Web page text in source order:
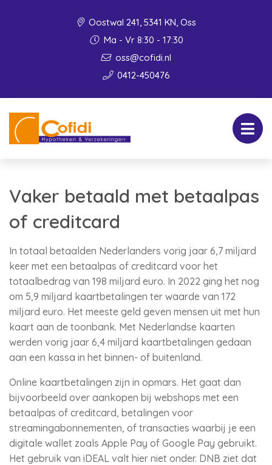
Oostwal 241, 5341 KN, Oss
Ma - Vr 8:30 - 17:30
oss@cofidi.nl
0412-450476
Vaker betaald met betaalpas
of creditcard
In totaal betaalden Nederlanders vorig jaar 6,7 miljard
keer met een betaalpas of creditcard voor het
totaalbedrag van 198 miljard euro. In 2022 ging het nog
om 5,9 miljard kaartbetalingen ter waarde van 172
miljard euro. Het meeste geld geven mensen uit met hun
kaart aan de toonbank. Met Nederlandse kaarten
werden vorig jaar 6,4 miljard kaartbetalingen gedaan
aan een kassa in het binnen- of buitenland.
Online kaartbetalingen zijn in opmars. Het gaat dan
bijvoorbeeld over aankopen bij webshops met een
betaalpas of creditcard, betalingen voor
streamingabonnementen, of transacties waarbij je een
digitale wallet zoals Apple Pay of Google Pay gebruikt.
Het gebruik van iDEAL valt hier niet onder. DNB ziet dat